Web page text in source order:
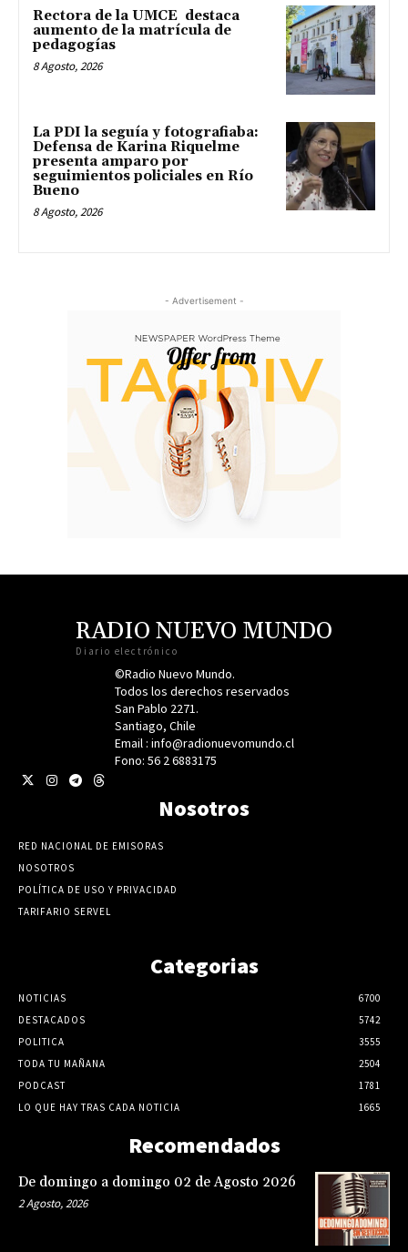
Rectora de la UMCE destaca
aumento de la matrícula de
pedagogías
8 Agosto, 2026
La PDI la seguía y fotografiaba:
Defensa de Karina Riquelme
presenta amparo por
seguimientos policiales en Río
Bueno
8 Agosto, 2026
- Advertisement -
RADIO NUEVO MUNDO
Diario electrónico
©Radio Nuevo Mundo.
Todos los derechos reservados
San Pablo 2271.
Santiago, Chile
Email : info@radionuevomundo.cl
Fono: 56 2 6883175
Nosotros
RED NACIONAL DE EMISORAS
NOSOTROS
POLÍTICA DE USO Y PRIVACIDAD
TARIFARIO SERVEL
Categorias
NOTICIAS
6700
DESTACADOS
5742
POLITICA
3555
TODA TU MAÑANA
2504
PODCAST
1781
LO QUE HAY TRAS CADA NOTICIA
1665
Recomendados
De domingo a domingo 02 de Agosto 2026
2 Agosto, 2026